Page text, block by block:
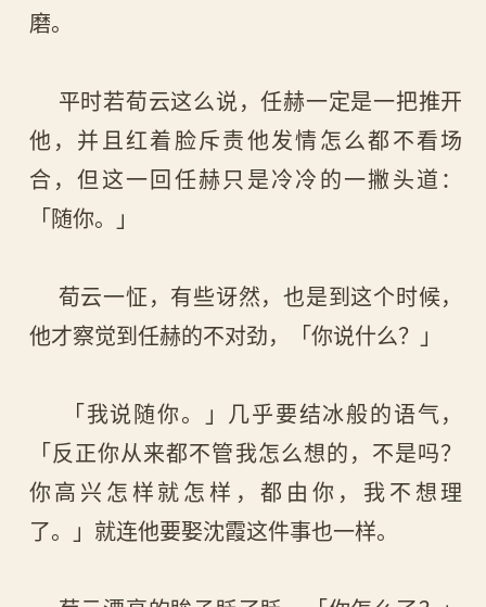
磨。
平时若荀云这么说，任赫一定是一把推开
他，并且红着脸斥责他发情怎么都不看场
合，但这一回任赫只是冷冷的一撇头道：
「随你。」
荀云一怔，有些讶然，也是到这个时候，
他才察觉到任赫的不对劲，「你说什么？」
「我说随你。」几乎要结冰般的语气，
「反正你从来都不管我怎么想的，不是吗？
你高兴怎样就怎样，都由你，我不想理
了。」就连他要娶沈霞这件事也一样。